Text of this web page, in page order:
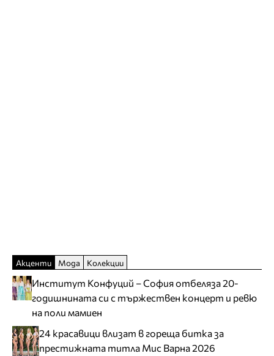
Акценти Мода Колекции
Институт Конфуций – София отбеляза 20-
годишнината си с тържествен концерт и ревю
на поли мамиен
24 красавици влизат в гореща битка за
престижната титла Мис Варна 2026